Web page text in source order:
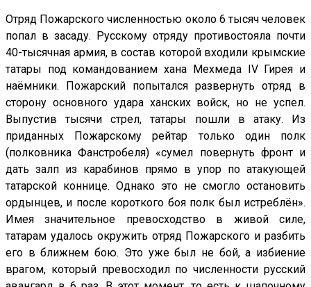
Отряд Пожарского численностью около 6 тысяч человек
попал в засаду. Русскому отряду противостояла почти
40-тысячная армия, в состав которой входили крымские
татары под командованием хана Мехмеда IV Гирея и
наёмники. Пожарский попытался развернуть отряд в
сторону основного удара ханских войск, но не успел.
Выпустив тысячи стрел, татары пошли в атаку. Из
приданных Пожарскому рейтар только один полк
(полковника Фанстробеля) «сумел повернуть фронт и
дать залп из карабинов прямо в упор по атакующей
татарской коннице. Однако это не смогло остановить
ордынцев, и после короткого боя полк был истреблён».
Имея значительное превосходство в живой силе,
татарам удалось окружить отряд Пожарского и разбить
его в ближнем бою. Это уже был не бой, а избиение
врагом, который превосходил по численности русский